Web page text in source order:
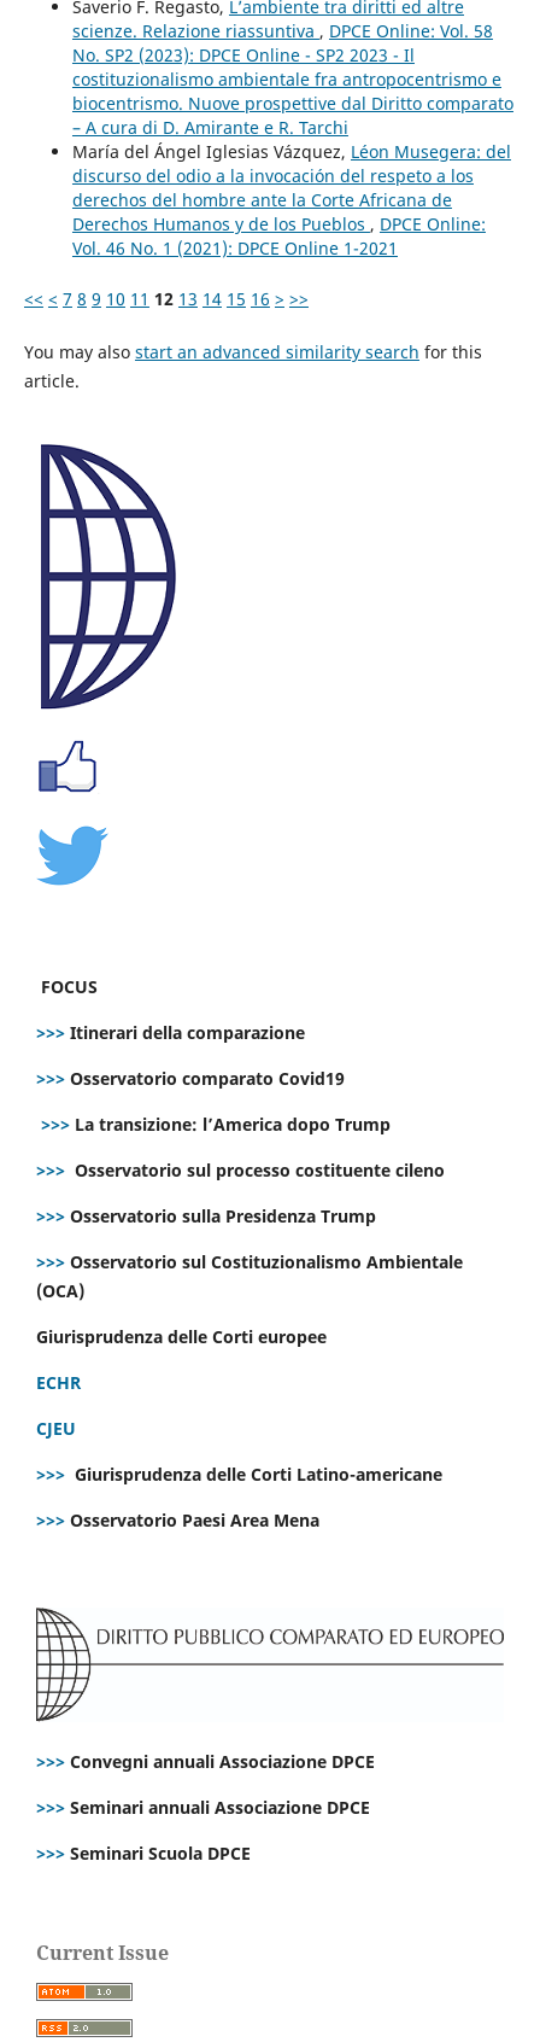
Saverio F. Regasto, L’ambiente tra diritti ed altre
scienze. Relazione riassuntiva , DPCE Online: Vol. 58
No. SP2 (2023): DPCE Online - SP2 2023 - Il
costituzionalismo ambientale fra antropocentrismo e
biocentrismo. Nuove prospettive dal Diritto comparato
– A cura di D. Amirante e R. Tarchi
María del Ángel Iglesias Vázquez, Léon Musegera: del
discurso del odio a la invocación del respeto a los
derechos del hombre ante la Corte Africana de
Derechos Humanos y de los Pueblos , DPCE Online:
Vol. 46 No. 1 (2021): DPCE Online 1-2021
<< < 7 8 9 10 11 12 13 14 15 16 > >>
You may also start an advanced similarity search for this
article.
FOCUS
>>> Itinerari della comparazione
>>> Osservatorio comparato Covid19
>>> La transizione: l’America dopo Trump
>>> Osservatorio sul processo costituente cileno
>>> Osservatorio sulla Presidenza Trump
>>> Osservatorio sul Costituzionalismo Ambientale
(OCA)
Giurisprudenza delle Corti europee
ECHR
CJEU
>>> Giurisprudenza delle Corti Latino-americane
>>> Osservatorio Paesi Area Mena
>>> Convegni annuali Associazione DPCE
>>> Seminari annuali Associazione DPCE
>>> Seminari Scuola DPCE
Current Issue